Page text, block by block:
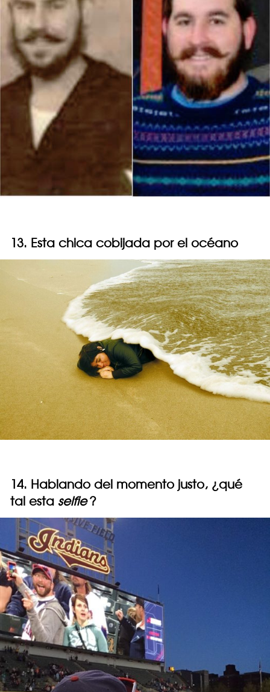
13. Esta chica cobijada por el océano
14. Hablando del momento justo, ¿qué
tal esta selfie ?